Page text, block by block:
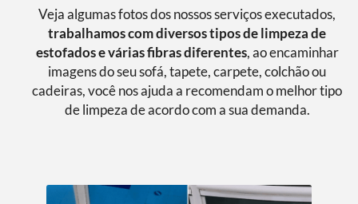
Veja algumas fotos dos nossos serviços executados,
trabalhamos com diversos tipos de limpeza de
estofados e várias fibras diferentes, ao encaminhar
imagens do seu sofá, tapete, carpete, colchão ou
cadeiras, você nos ajuda a recomendam o melhor tipo
de limpeza de acordo com a sua demanda.